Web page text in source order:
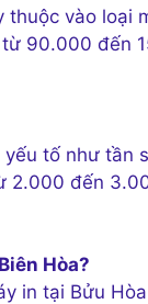
vào loại
90.000 đến
tố như
đến
Hòa?
in tại Bửu